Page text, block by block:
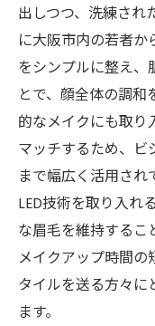
出しつつ、洗練され
に大阪市内の若者
をシンプルに整え
とで、顔全体の調
的なメイクにも取り
マッチするため、ビ
まで幅広く活用さ
LED技術を取り入れ
な眉毛を維持するこ
メイクアップ時間
タイルを送る方々に
ます。